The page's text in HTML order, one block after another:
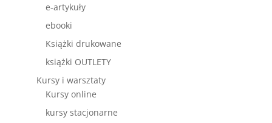
e-artykuły
ebooki
Książki drukowane
książki OUTLETY
Kursy i warsztaty
Kursy online
kursy stacjonarne